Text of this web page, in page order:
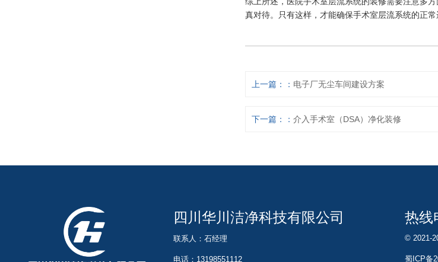
真对待。只有这样，才能确保手术室层流系统的正
上一篇： 电子厂无尘车间建设方案
下一篇： 介入手术室（DSA）净化装修
四川华川洁净科技有限公司
联系人：石经理
电话：13198551112
热线
© 2021-
蜀ICP备